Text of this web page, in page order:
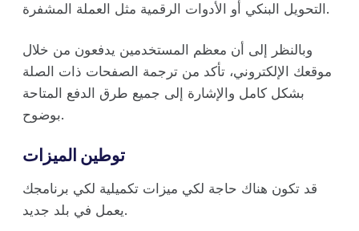
التحويل البنكي أو الأدوات الرقمية مثل العملة المشفرة.
وبالنظر إلى أن معظم المستخدمين يدفعون من خلال
موقعك الإلكتروني، تأكد من ترجمة الصفحات ذات الصلة
بشكل كامل والإشارة إلى جميع طرق الدفع المتاحة
بوضوح.
توطين الميزات
قد تكون هناك حاجة لكي ميزات تكميلية لكي برنامجك
يعمل في بلد جديد.